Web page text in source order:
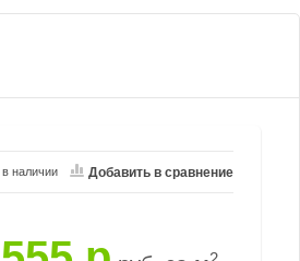
в наличии Добавить в сравнение